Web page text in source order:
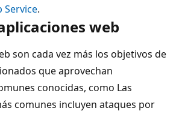
Service.
web
son cada vez más los objetivos de
que aprovechan
conocidas, como Las
comunes incluyen ataques por